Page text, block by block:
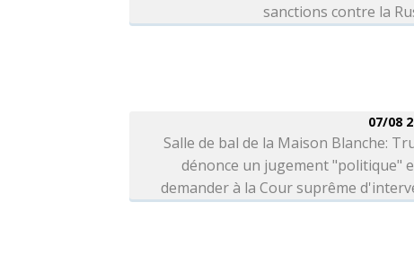
sanctions contre la
07/08
Salle de bal de la Maison Blanche:
dénonce un jugement "politique"
demander à la Cour suprême